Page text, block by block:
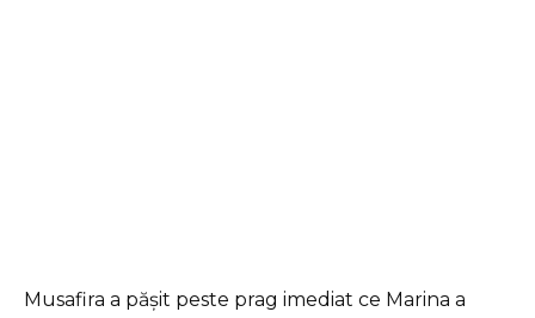
Musafira a pășit peste prag imediat ce Marina a